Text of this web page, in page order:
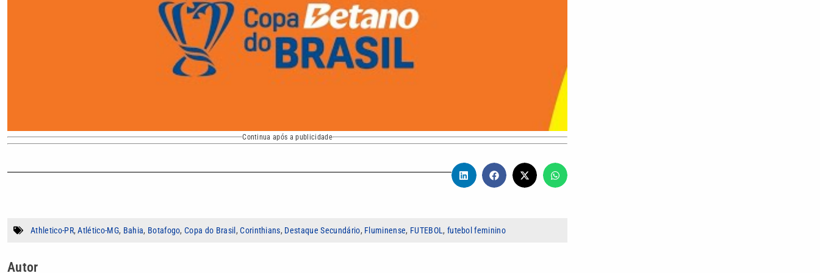
Continua após a publicidade
Athletico-PR,Atlético-MG, Bahia, Botafogo,Copa do Brasil ,Corinthians, Destaque Secundário, Fluminense, FUTEBOL , futebol feminino
Autor